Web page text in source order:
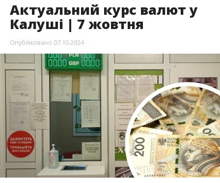
Актуальний курс валют у
Калуші | 7 жовтня
Опубліковано 07.10.2024